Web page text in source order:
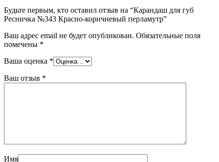
Будьте первым, кто оставил отзыв на “Карандаш для губ
Ресничка №343 Красно-коричневый перламутр”
Ваш адрес email не будет опубликован. Обязательные поля
помечены *
Ваша оценка *
Ваш отзыв *
Имя